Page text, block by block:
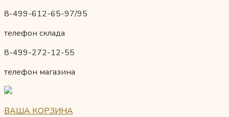
8-499-612-65-97/95
телефон склада
8-499-272-12-55
телефон магазина
ВАША КОРЗИНА